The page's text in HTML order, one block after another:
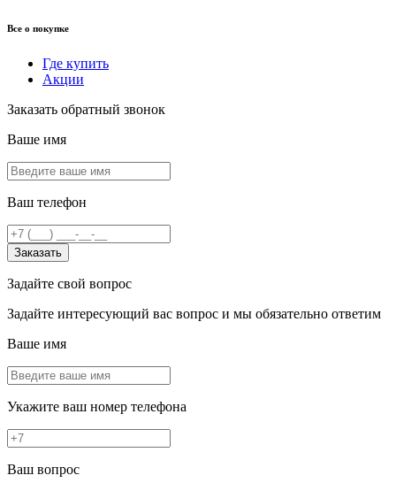
Все о покупке
Где купить
Акции
Заказать обратный звонок
Ваше имя
Ваш телефон
Заказать
Задайте свой вопрос
Задайте интересующий вас вопрос и мы обязательно ответим
Ваше имя
Укажите ваш номер телефона
Ваш вопрос